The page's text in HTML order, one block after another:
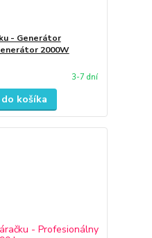
- Generátor
2000W
3-7 dní
košíka